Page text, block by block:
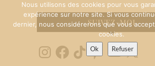
SUIVEZ-MOI
InstagramFacebookTikTokPinterestYouTube
X
Nous utilisons des cookies pour vous
expérience sur notre site. Si vous
dernier, nous considérerons que vous
cookies.
Ok
Refuser